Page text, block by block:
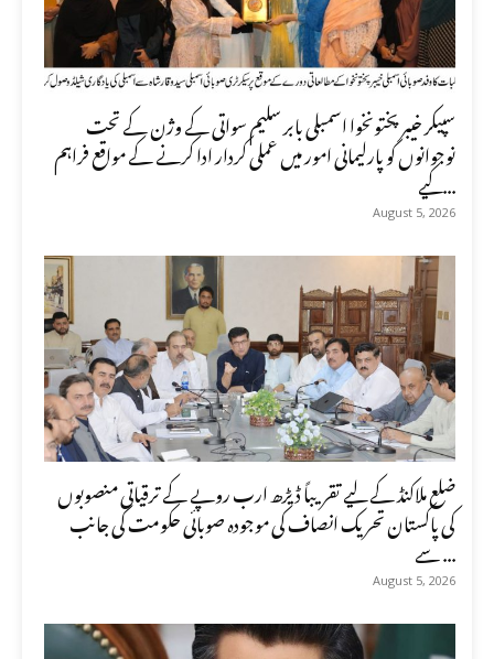
سپیکر خیبر پختونخوا اسمبلی بابر سلیم سواتی کے وژن کے تحت
نوجوانوں کو پارلیمانی امور میں عملی کردار ادا کرنے کے مواقع فراہم
کیے...
August 5, 2026
ضلع ملاکنڈ کے لیے تقریباً ڈیڑھ ارب روپے کے ترقیاتی منصوبوں
کی پاکستان تحریک انصاف کی موجودہ صوبائی حکومت کی جانب
سے ...
August 5, 2026